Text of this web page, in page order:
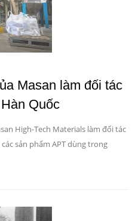
Masan làm đối tác
Quốc
High-Tech Materials làm đối tác
sản phẩm APT dùng trong